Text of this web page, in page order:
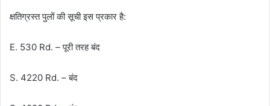
क्षतिग्रस्त पुलों की सूची इस प्रकार है:
E. 530 Rd. – पूरी तरहबंद
S. 4220 Rd. – बंद